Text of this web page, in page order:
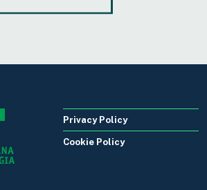
Privacy Policy
Cookie Policy